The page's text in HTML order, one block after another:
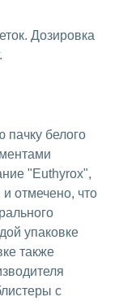
Дозировка
пачку белого
"Euthyrox",
отмечено, что
упаковке
также
с